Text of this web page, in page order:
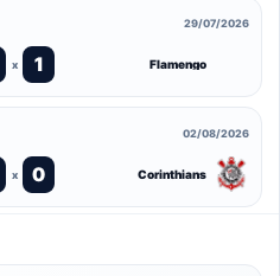
29/07/2026
x 1 Flamengo
02/08/2026
x 0 Corinthians